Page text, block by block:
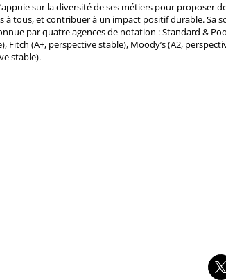
sur la diversité de ses métiers pour proposer
à tous, et contribuer à un impact positif durable. Sa
par quatre agences de notation : Standard &
Fitch (A+, perspective stable), Moody’s (A2,
stable).